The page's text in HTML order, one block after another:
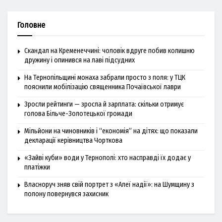
Головне
Скандал на Кременеччині: чоловік вдруге побив колишню
дружину і опинився на лаві підсудних
На Тернопільщині монаха забрали просто з поля: у ТЦК
пояснили мобілізацію священника Почаївської лаври
Зросли рейтинги — зросла й зарплата: скільки отримує
голова Більче-Золотецької громади
Мільйони на чиновників і “економія” на дітях: що показали
декларації керівництва Чорткова
«Зайві куби» води у Тернополі: хто насправді їх додає у
платіжки
Власноруч зняв свій портрет з «Алеї надії»: на Шумщину з
полону повернувся захисник